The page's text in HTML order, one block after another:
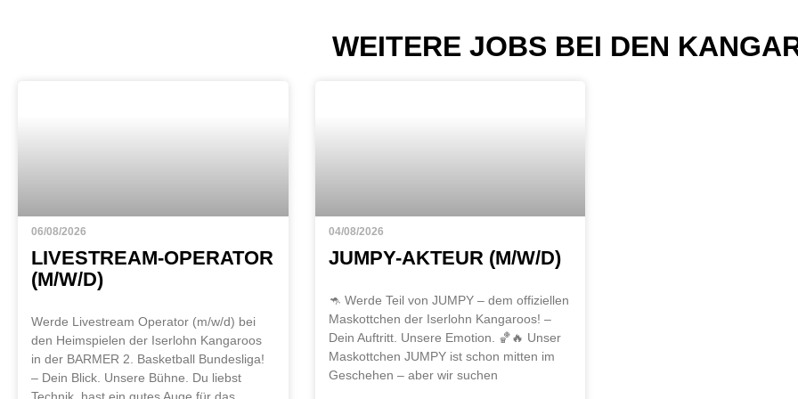
WEITERE JOBS BEI DEN
LIVESTREAM-OPERATOR
(M/W/D)
Werde Livestream Operator (m/w/d) bei
den Heimspielen der Iserlohn Kangaroos
in der BARMER 2. Basketball Bundesliga!
– Dein Blick. Unsere Bühne. Du liebst
Technik, hast ein gutes Auge für das
06/08/2026
JUMPY-AKTEUR (M/W/D)
🦘 Werde Teil von JUMPY – dem offiziellen
Maskottchen der Iserlohn Kangaroos! –
Dein Auftritt. Unsere Emotion. 🏀🔥 Unser
Maskottchen JUMPY ist schon mitten im
Geschehen – aber wir suchen
04/08/2026